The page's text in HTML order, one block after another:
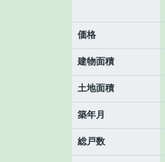
価格
建物面積
土地面積
築年月
総戸数